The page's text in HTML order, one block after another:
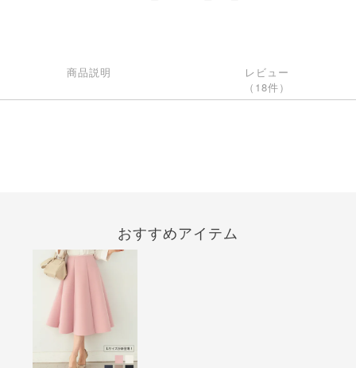
商品説明
レビュー
（18件）
おすすめアイテム